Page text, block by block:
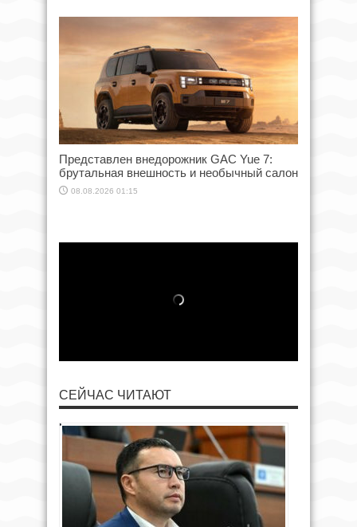
Представлен внедорожник GAC Yue 7:
брутальная внешность и необычный салон
08.08.2026 01:15
СЕЙЧАС ЧИТАЮТ